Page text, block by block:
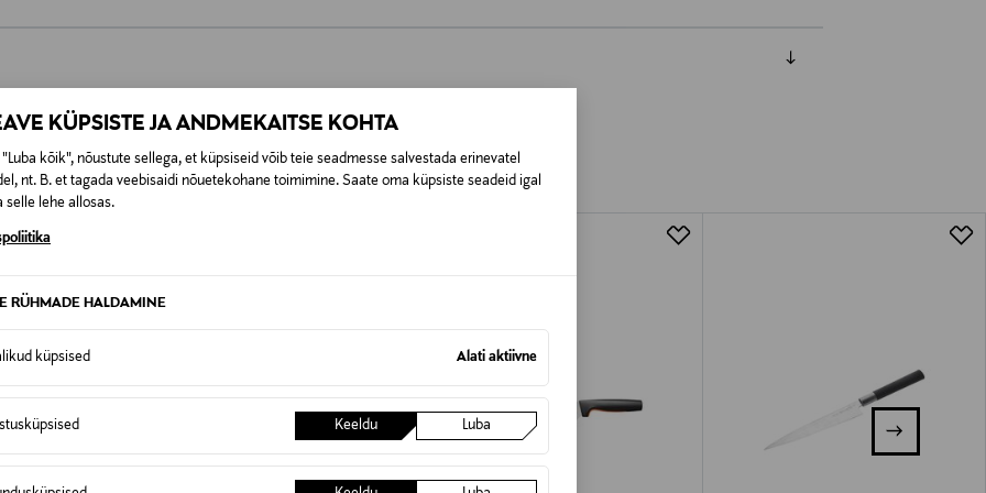
KÜPSISTE JA ANDMEKAITSE KOHTA
kõik", nõustute sellega, et küpsiseid võib teie seadmesse salvestada erinevatel
nt. B. et tagada veebisaidi nõuetekohane toimimine. Saate oma küpsiste seadeid igal
selle lehe allosas.
RÜHMADE HALDAMINE
küpsised Alati aktiivne
Keeldu Luba
0,00 € – 4,90 €
KA